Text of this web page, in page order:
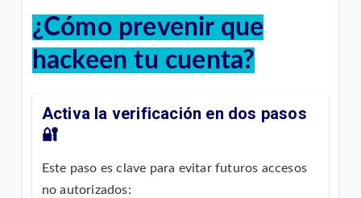
¿Cómo prevenir que
hackeen tu cuenta?
Activa la verificación en dos pasos
🔐
Este paso es clave para evitar futuros accesos
no autorizados: